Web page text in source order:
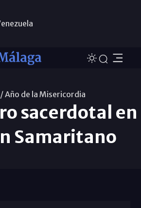
Año de la Misericordia
sacerdotal en
Samaritano